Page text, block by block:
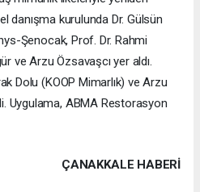
danışma kurulunda Dr. Gülsün
Şenocak, Prof. Dr. Rahmi
ve Arzu Özsavaşcı yer aldı.
Dolu (KOOP Mimarlık) ve Arzu
Uygulama, ABMA Restorasyon
ÇANAKKALE HABERİ